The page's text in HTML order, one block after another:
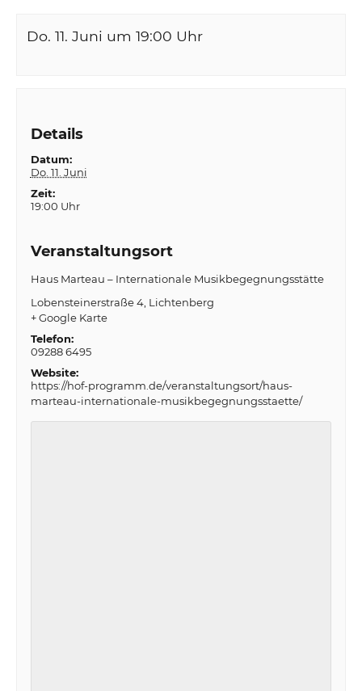
Do. 11. Juni um 19:00 Uhr
Details
Datum:
Do. 11. Juni
Zeit:
19:00 Uhr
Veranstaltungsort
Haus Marteau – Internationale Musikbegegnungsstätte
Lobensteinerstraße 4 Lichtenberg
+ Google Karte
Telefon:
09288 6495
Website:
https://hof-programm.de/veranstaltungsort/haus-
marteau-internationale-musikbegegnungsstaette/